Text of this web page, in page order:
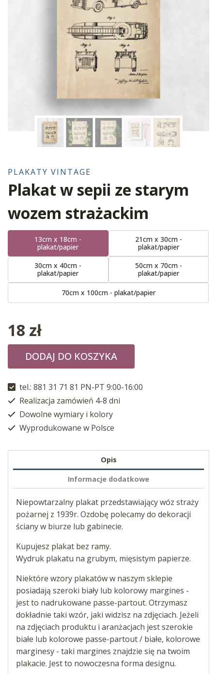
PLAKATY VINTAGE
Plakat w sepii ze starym
wozem strażackim
13cm x 18cm -
plakat/papier
21cm x 30cm -
plakat/papier
30cm x 40cm -
plakat/papier
50cm x 70cm -
plakat/papier
70cm x 100cm - plakat/papier
18 zł
DODAJ DO KOSZYKA
tel.: 881 31 71 81 PN-PT 9:00-16:00
Realizacja zamówień 4-8 dni
Dowolne wymiary i kolory
Wyprodukowane w Polsce
Opis
Informacje dodatkowe
Niepowtarzalny plakat przedstawiający wóz straży
pożarnej z 1939r. Ozdobę polecamy do dekoracji
ściany w biurze lub gabinecie.
Kupujesz plakat bez ramy.
Wydruk plakatu na grubym, mięsistym papierze.
Niektóre wzory plakatów w naszym sklepie
posiadają szeroki biały lub kolorowy margines -
jest to nadrukowane passe-partout. Otrzymasz
dokładnie taki wzór, jaki widzisz na zdjęciach. Jeżeli
na zdjęciach produktu i aranżacjach jest szerokie
białe lub kolorowe passe-partout / białe, kolorowe
marginesy - taki margines znajdzie się na twoim
plakacie. Jest to nowoczesna forma designu.